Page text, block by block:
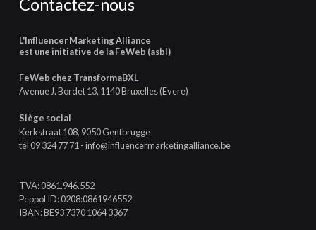
L'Influencer Marketing Alliance
est une initiative de la FeWeb (asbl)
FeWeb chez TransformaBXL
Avenue J. Bordet 13, 1140 Bruxelles (Evere)
Siège social
Kerkstraat 108, 9050 Gentbrugge
tél09 324 77 71 -info@influencermarketingalliance.be
TVA: 0861.946.552
Peppol ID: 0208:0861946552
IBAN: BE93 7370 1064 3367